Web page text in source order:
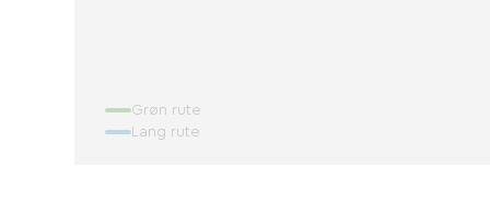
Grøn rute
Lang rute